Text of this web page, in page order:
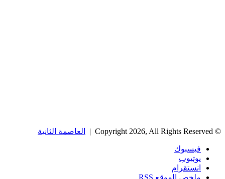
© Copyright 2026, All Rights Reserved | العاصمة الثانية
فيسبوك
يوتيوب
انستقرام